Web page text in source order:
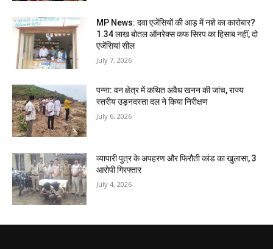
MP News: दवा एजेंसियों की आड़ में नशे का कारोबार?
1.34 लाख बोतल ऑनरेक्स कफ सिरप का हिसाब नहीं, दो
एजेंसियां सील
July 7, 2026
पन्ना: वन क्षेत्र में कथित अवैध खनन की जांच, राज्य
स्तरीय उड़नदस्ता दल ने किया निरीक्षण
July 6, 2026
व्यापारी पुत्र के अपहरण और फिरौती कांड का खुलासा, 3
आरोपी गिरफ्तार
July 4, 2026